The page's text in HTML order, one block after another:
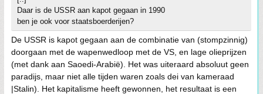
Daar is de USSR aan kapot gegaan in 1990
ben je ook voor staatsboerderijen?
De USSR is kapot gegaan aan de combinatie van (stompzinnig)
doorgaan met de wapenwedloop met de VS, en lage olieprijzen
(met dank aan Saoedi-Arabië). Het was uiteraard absoluut geen
paradijs, maar niet alle tijden waren zoals dei van kameraad
|Stalin). Het kapitalisme heeft gewonnen, het resultaat is een